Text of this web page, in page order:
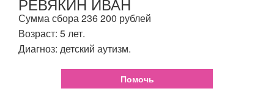
Сумма сбора 236 200 рублей
Возраст: 5 лет.
Диагноз: детский аутизм.
Помочь